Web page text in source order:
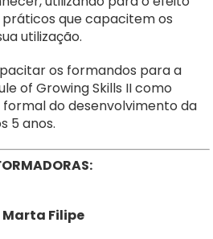
que capacitem os
utilização.
os formandos para a
of Growing Skills II como
do desenvolvimento da
5 anos.
Marta Filipe